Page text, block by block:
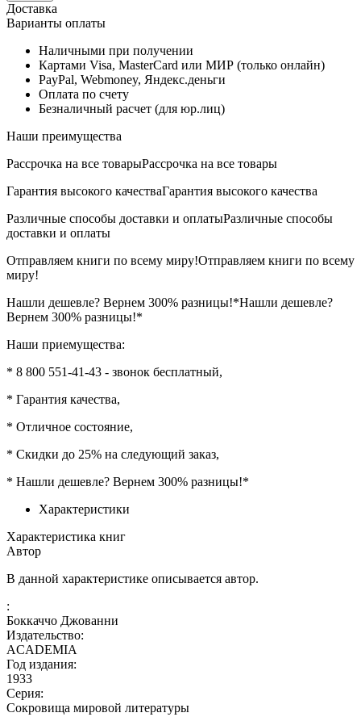
Доставка
Варианты оплаты
Наличными при получении
Картами Visa, MasterCard или МИР (только онлайн)
PayPal, Webmoney, Яндекс.деньги
Оплата по счету
Безналичный расчет (для юр.лиц)
Наши преимущества
Рассрочка на все товарыРассрочка на все товары
Гарантия высокого качестваГарантия высокого качества
Различные способы доставки и оплатыРазличные способы
доставки и оплаты
Отправляем книги по всему миру!Отправляем книги по всему
миру!
Нашли дешевле? Вернем 300% разницы!*Нашли дешевле?
Вернем 300% разницы!*
Наши приемущества:
* 8 800 551-41-43 - звонок бесплатный,
* Гарантия качества,
* Отличное состояние,
* Скидки до 25% на следующий заказ,
* Нашли дешевле? Вернем 300% разницы!*
Характеристики
Характеристика книг
Автор
В данной характеристике описывается автор.
:
Боккаччо Джованни
Издательство:
ACADEMIA
Год издания:
1933
Серия:
Сокровища мировой литературы